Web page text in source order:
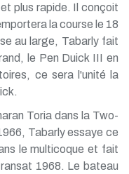
plus rapide. Il conçoit
la course le 18
au large, Tabarly fait
le Pen Duick III en
ce sera l'unité la
Toria dans la Two-
Tabarly essaye ce
le multicoque et fait
1968. Le bateau